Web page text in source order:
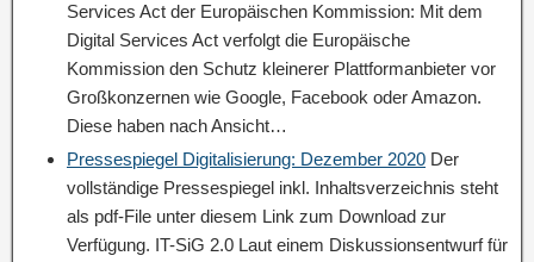
Services Act der Europäischen Kommission: Mit dem
Digital Services Act verfolgt die Europäische
Kommission den Schutz kleinerer Plattformanbieter vor
Großkonzernen wie Google, Facebook oder Amazon.
Diese haben nach Ansicht…
Pressespiegel Digitalisierung: Dezember 2020 Der
vollständige Pressespiegel inkl. Inhaltsverzeichnis steht
als pdf-File unter diesem Link zum Download zur
Verfügung. IT-SiG 2.0 Laut einem Diskussionsentwurf für